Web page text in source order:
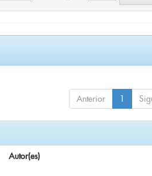
Anterior 1
Autor(es)